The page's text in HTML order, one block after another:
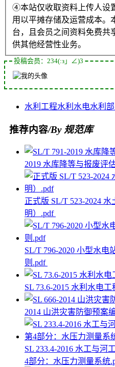
④本站仅收取资料上传人设
用以平摊存储及运营成本。
台，且会员之间资料免费共
供其他经营性业务。
投稿会员：234(:з」∠)3
水利工程水利水电水利部
推荐内容/By 规范库
2019 水库降等与报废评
正式版 SL/T 523-2024
明）.pdf
SL/T 796-2020 小型水
则.pdf
SL 73.6-2015 水利水电
2014 山洪灾害防御预案
SL 233.4-2016 水工与河
4部分：水压力测量系统